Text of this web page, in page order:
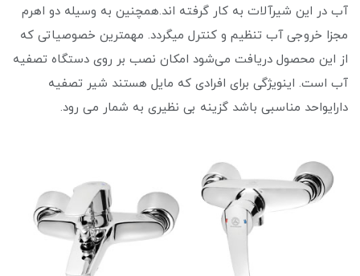
آب در این شیرآلات به کار گرفته اند.همچنین به وسیله دو اهرم
مجزا خروجی آب تنظیم و کنترل میگردد. مهمترین خصوصیاتی که
از این محصول دریافت می‌شود امکان نصب بر روی دستگاه تصفیه
آب است. اینویژگی برای افرادی که مایل هستند شیر تصفیه
دارایواحد مناسبی باشد گزینه بی ‌نظیری به شمار می ‌رود.